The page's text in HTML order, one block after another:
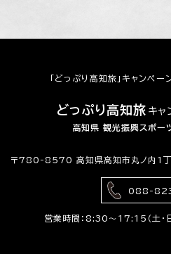
「どっぷり高知旅」キャンペ
どっぷり高知旅 キャ
高知県 観光振興スポー
〒780-8570 高知県高知市丸ノ内1
088-
営業時間：8:30〜17:15（土・日